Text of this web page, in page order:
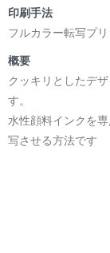
印刷手法
フルカラー転写プリ
概要
クッキリとしたデ
す。
水性顔料インクを
写させる方法です